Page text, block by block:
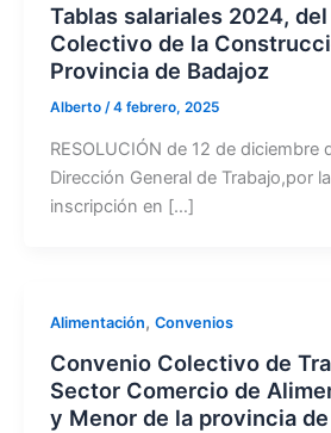
Tablas salariales 2024,
Colectivo de la
Provincia de Badajoz
Alberto /4 febrero, 2025
RESOLUCIÓN de 12 de diciembre
Dirección General de Trabajo,por
inscripción en […]
Alimentación, Convenios
Convenio Colectivo de
Sector Comercio de
y Menor de la provincia